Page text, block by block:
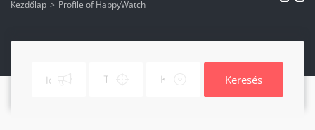
Kezdőlap Profile of HappyWatch
Keresés